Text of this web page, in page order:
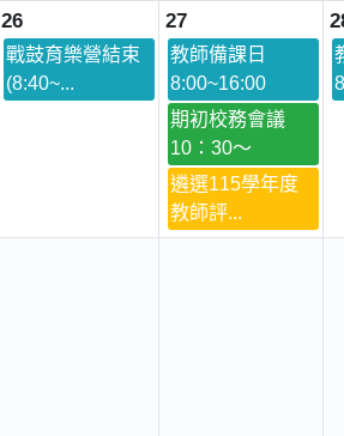
26
戰鼓育樂營結束
(8:40~...
27
教師備課日
8:00~16:00
期初校務會議
10：30～
遴選115學年度
教師評...